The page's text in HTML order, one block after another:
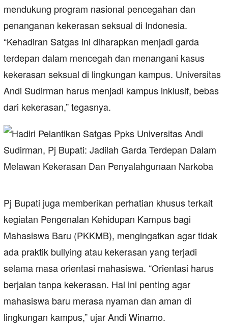
mendukung program nasional pencegahan dan
penanganan kekerasan seksual di Indonesia.
“Kehadiran Satgas ini diharapkan menjadi garda
terdepan dalam mencegah dan menangani kasus
kekerasan seksual di lingkungan kampus. Universitas
Andi Sudirman harus menjadi kampus inklusif, bebas
dari kekerasan,” tegasnya.
Pj Bupati juga memberikan perhatian khusus terkait
kegiatan Pengenalan Kehidupan Kampus bagi
Mahasiswa Baru (PKKMB), mengingatkan agar tidak
ada praktik bullying atau kekerasan yang terjadi
selama masa orientasi mahasiswa. “Orientasi harus
berjalan tanpa kekerasan. Hal ini penting agar
mahasiswa baru merasa nyaman dan aman di
lingkungan kampus,” ujar Andi Winarno.